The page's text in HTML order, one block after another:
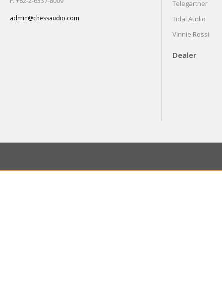
admin@chessaudio.com
Telegartner
Tidal Audio
Vinnie Rossi
Dealer